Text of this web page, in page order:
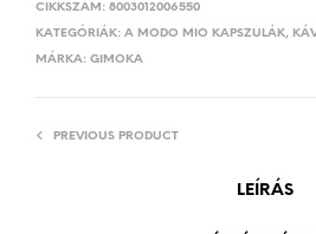
CIKKSZÁM: 8003012006550
KATEGÓRIÁK: A MODO MIO KAPSZULÁK,
MÁRKA: GIMOKA
PREVIOUS PRODUCT
LEÍRÁS